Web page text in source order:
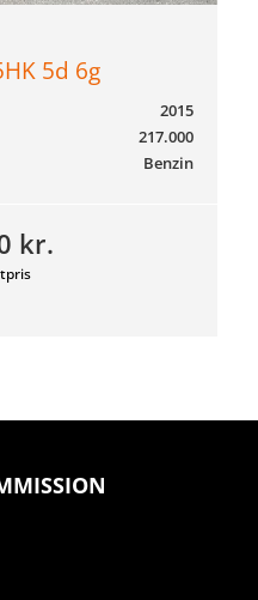
5d 6g
kr.
2015
217.000
Benzin